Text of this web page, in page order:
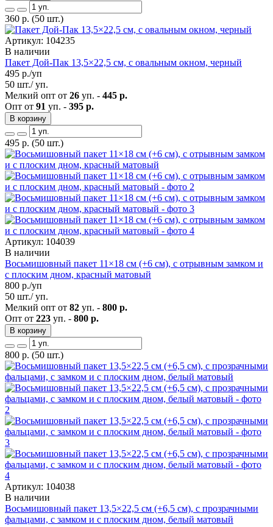
360 р. (50 шт.)
Артикул: 104235
В наличии
Пакет Дой-Пак 13,5×22,5 см, с овальным окном, черный
495 р./уп
50 шт./ уп.
Мелкий опт от 26 уп. - 445 р.
Опт от 91 уп. - 395 р.
В корзину
495 р. (50 шт.)
Артикул: 104039
В наличии
Восьмишовный пакет 11×18 см (+6 см), с отрывным замком и
с плоским дном, красный матовый
800 р./уп
50 шт./ уп.
Мелкий опт от 82 уп. - 800 р.
Опт от 223 уп. - 800 р.
В корзину
800 р. (50 шт.)
Артикул: 104038
В наличии
Восьмишовный пакет 13,5×22,5 см (+6,5 см), с прозрачными
фальцами, с замком и с плоским дном, белый матовый